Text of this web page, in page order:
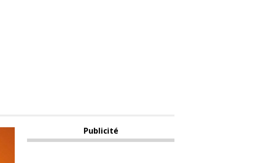
Publicité